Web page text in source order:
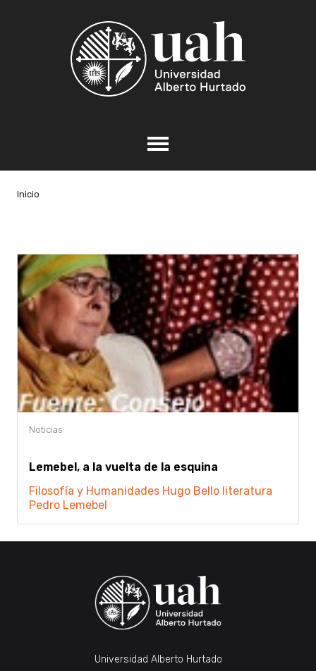
Inicio
Lemebel, a la vuelta de la esquina
Filosofía y Humanidades Hugo Bello literatura
Pedro Lemebel
Universidad Alberto Hurtado